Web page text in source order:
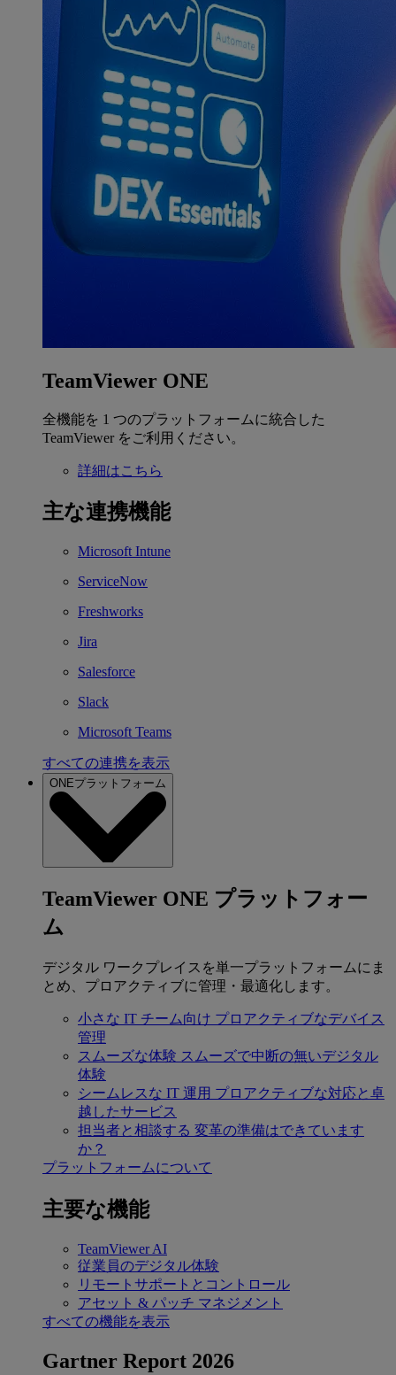
TeamViewer ONE
全機能を 1 つのプラットフォームに統合した
TeamViewer をご利用ください。
詳細はこちら
主な連携機能
Microsoft Intune
ServiceNow
Freshworks
Jira
Salesforce
Slack
Microsoft Teams
すべての連携を表示
ONEプラットフォーム
TeamViewer ONE プラットフォー
ム
デジタル ワークプレイスを単一プラットフォームにま
とめ、プロアクティブに管理・最適化します。
小さな IT チーム向け プロアクティブなデバイス
管理
スムーズな体験 スムーズで中断の無いデジタル
体験
シームレスな IT 運用 プロアクティブな対応と卓
越したサービス
担当者と相談する 変革の準備はできています
か？
プラットフォームについて
主要な機能
TeamViewer AI
従業員のデジタル体験
リモートサポートとコントロール
アセット & パッチ マネジメント
すべての機能を表示
Gartner Report 2026